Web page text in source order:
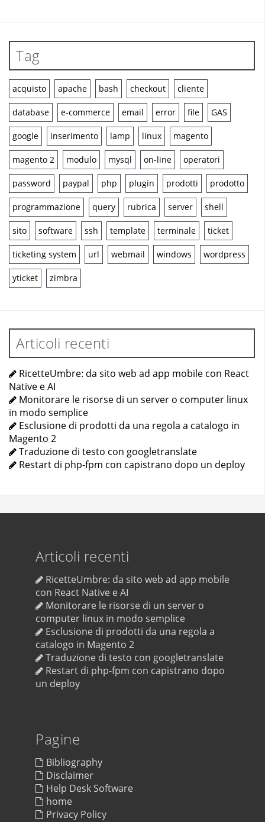
Tag
acquisto apache bash checkout cliente
database e-commerce email error file GAS
google inserimento lamp linux magento
magento 2 modulo mysql on-line operatori
password paypal php plugin prodotti prodotto
programmazione query rubrica server shell
sito software ssh template terminale ticket
ticketing system url webmail windows wordpress
yticket zimbra
Articoli recenti
RicetteUmbre: da sito web ad app mobile con React
Native e AI
Monitorare le risorse di un server o computer linux
in modo semplice
Esclusione di prodotti da una regola a catalogo in
Magento 2
Traduzione di testo con googletranslate
Restart di php-fpm con capistrano dopo un deploy
Articoli recenti
RicetteUmbre: da sito web ad app mobile
con React Native e AI
Monitorare le risorse di un server o
computer linux in modo semplice
Esclusione di prodotti da una regola a
catalogo in Magento 2
Traduzione di testo con googletranslate
Restart di php-fpm con capistrano dopo
un deploy
Pagine
Bibliography
Disclaimer
Help Desk Software
home
Privacy Policy